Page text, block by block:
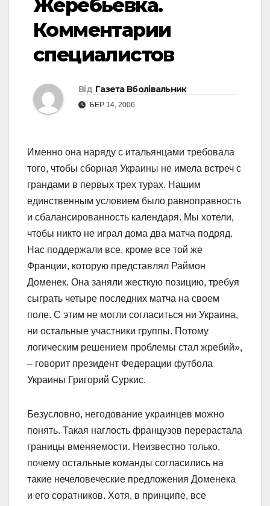
Жеребьевка.
Комментарии
специалистов
Від Газета Вболівальник
БЕР 14, 2006
Именно она наряду с итальянцами требовала
того, чтобы сборная Украины не имела встреч с
грандами в первых трех турах. Нашим
единственным условием было равноправность
и сбалансированность календаря. Мы хотели,
чтобы никто не играл дома два матча подряд.
Нас поддержали все, кроме все той же
Франции, которую представлял Раймон
Доменек. Она заняли жесткую позицию, требуя
сыграть четыре последних матча на своем
поле. С этим не могли согласиться ни Украина,
ни остальные участники группы. Потому
логическим решением проблемы стал жребий»,
– говорит президент Федерации футбола
Украины Григорий Суркис.
Безусловно, негодование украинцев можно
понять. Такая наглость французов перерастала
границы вменяемости. Неизвестно только,
почему остальные команды согласились на
такие нечеловеческие предложения Доменека
и его соратников. Хотя, в принципе, все